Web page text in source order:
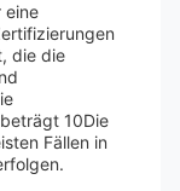
eine
die die
10Die
Fällen in